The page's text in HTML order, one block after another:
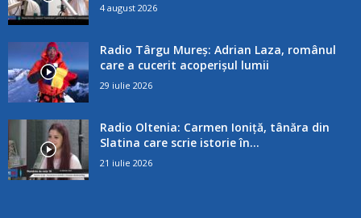
4 august 2026
Radio Târgu Mureș: Adrian Laza, românul
care a cucerit acoperișul lumii
29 iulie 2026
Radio Oltenia: Carmen Ioniță, tânăra din
Slatina care scrie istorie în...
21 iulie 2026